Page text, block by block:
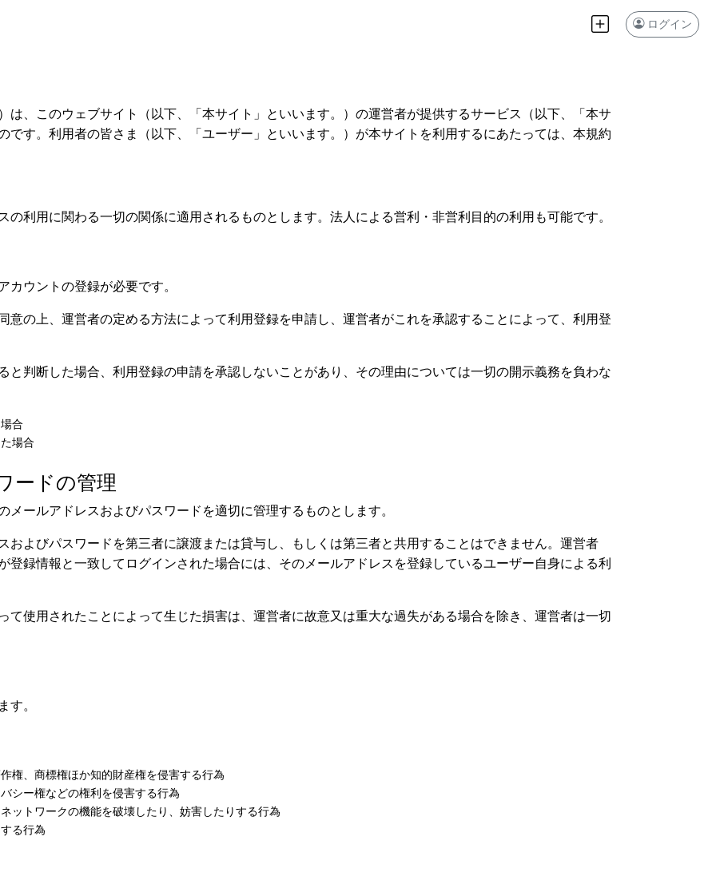
ログイン
は、このウェブサイト（以下、「本サイト」といいます。）の運営者が提供するサービス（以下、「本サ
です。利用者の皆さま（以下、「ユーザー」といいます。）が本サイトを利用するにあたっては、本規約
利用に関わる一切の関係に適用されるものとします。法人による営利・非営利目的の利用も可能です。
ウントの登録が必要です。
意の上、運営者の定める方法によって利用登録を申請し、運営者がこれを承認することによって、利用登
と判断した場合、利用登録の申請を承認しないことがあり、その理由については一切の開示義務を負わな
合
場合
ードの管理
ールアドレスおよびパスワードを適切に管理するものとします。
およびパスワードを第三者に譲渡または貸与し、もしくは第三者と共用することはできません。運営者
登録情報と一致してログインされた場合には、そのメールアドレスを登録しているユーザー自身による利
て使用されたことによって生じた損害は、運営者に故意又は重大な過失がある場合を除き、運営者は一切
。
権、商標権ほか知的財産権を侵害する行為
シー権などの権利を侵害する行為
ットワークの機能を破壊したり、妨害したりする行為
る行為